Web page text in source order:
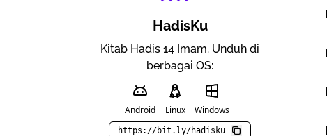
HadisKu
Kitab Hadis 14 Imam. Unduh di
berbagai OS:
Android Linux Windows
https://bit.ly/hadisku